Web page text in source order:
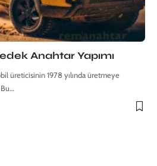
Anahtar Yapımı
üreticisinin 1978 yılında üretmeye